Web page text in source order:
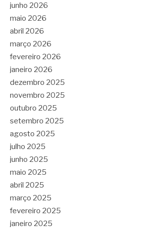
junho 2026
maio 2026
abril 2026
março 2026
fevereiro 2026
janeiro 2026
dezembro 2025
novembro 2025
outubro 2025
setembro 2025
agosto 2025
julho 2025
junho 2025
maio 2025
abril 2025
março 2025
fevereiro 2025
janeiro 2025